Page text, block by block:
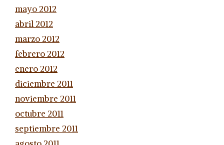
mayo 2012
abril 2012
marzo 2012
febrero 2012
enero 2012
diciembre 2011
noviembre 2011
octubre 2011
septiembre 2011